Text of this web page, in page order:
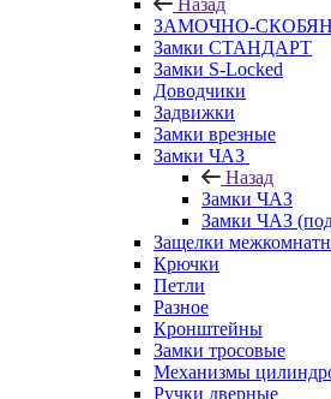
Назад
ЗАМОЧНО-
Замки СТАНДАРТ
Замки S-Locked
Доводчики
Задвижки
Замки врезные
Замки ЧАЗ
Назад
Замки ЧАЗ
Замки ЧАЗ (под
Защелки
Крючки
Петли
Разное
Кронштейны
Замки тросовые
Механизмы
Ручки дверные